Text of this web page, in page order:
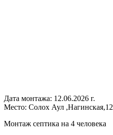
Дата монтажа: 12.06.2026 г.
Место: Солох Аул ,Нагинская,12
Монтаж септика на 4 человека